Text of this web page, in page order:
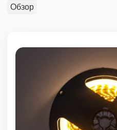
Обзор